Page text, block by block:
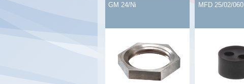
GM 24/Ni MFD 25/02/060